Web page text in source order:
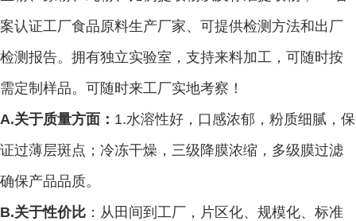
案认证工厂食品原料生产厂家、 可提供检测方法和出厂
检测报告。 拥有独立实验室，支持来料加工，可随时按
需定制样品。可随时来工厂实地考察！
A.关于质量方面： 1.水溶性好，口感浓郁， 粉质细腻， 保
证过薄层斑点 ；冷冻干燥，三级降膜浓缩，多级膜过滤
确保产品品质。
B.关于性价比 ： 从田间到工厂，片区化、规模化、标准